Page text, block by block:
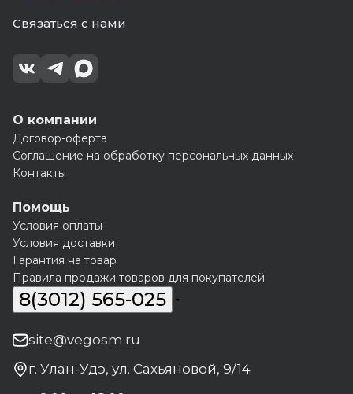
Связаться с нами
О компании
Договор-оферта
Соглашение на обработку персональных данных
Контакты
Помощь
Условия оплаты
Условия доставки
Гарантия на товар
Правила продажи товаров для покупателей
8(3012) 565-025
site@vegosm.ru
г. Улан-Удэ, ул. Сахьяновой, 9/14